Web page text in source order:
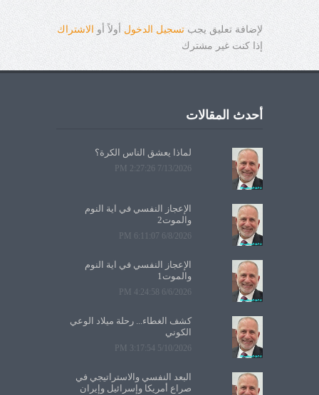
لإضافة تعليق يجب تسجيل الدخول أولاً أو الاشتراك
إذا كنت غير مشترك
أحدث المقالات
لماذا يعشق الناس الكرة؟
7/13/2026 2:27:26 PM
الإعجاز النفسي في آية النوم
والموت2
6/8/2026 6:11:07 PM
الإعجاز النفسي في آية النوم
والموت1
6/6/2026 4:24:58 PM
كشف الغطاء... رحلة ميلاد الوعي
الكوني
5/10/2026 3:17:54 PM
البعد النفسي والاستراتيجي في
صراع أمريكا وإسرائيل وإيران